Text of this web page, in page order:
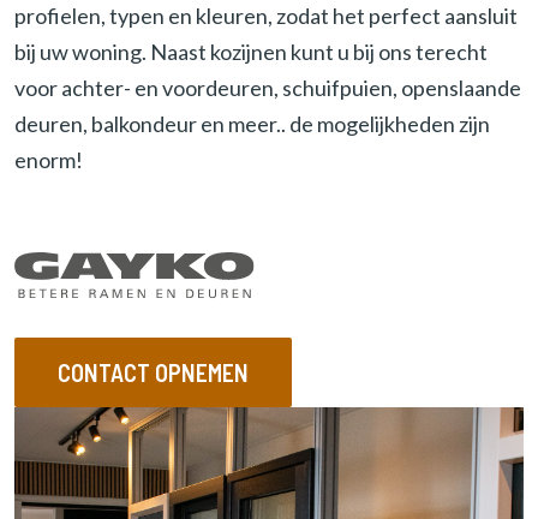
v
i
g
e
e
profielen, typen en kleuren, zodat het perfect aansluit
bij uw woning. Naast kozijnen kunt u bij ons terecht
voor achter- en voordeuren, schuifpuien, openslaande
deuren, balkondeur en meer.. de mogelijkheden zijn
enorm!
CONTACT OPNEMEN